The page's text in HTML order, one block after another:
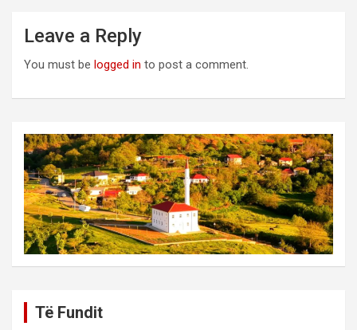
Leave a Reply
You must be logged in to post a comment.
Të Fundit